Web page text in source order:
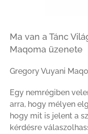
Ma van a Tánc
Maqoma üzenete
Gregory Vuyani
Egy nemrégiben
arra, hogy mélyen
hogy mit is jelent a
kérdésre